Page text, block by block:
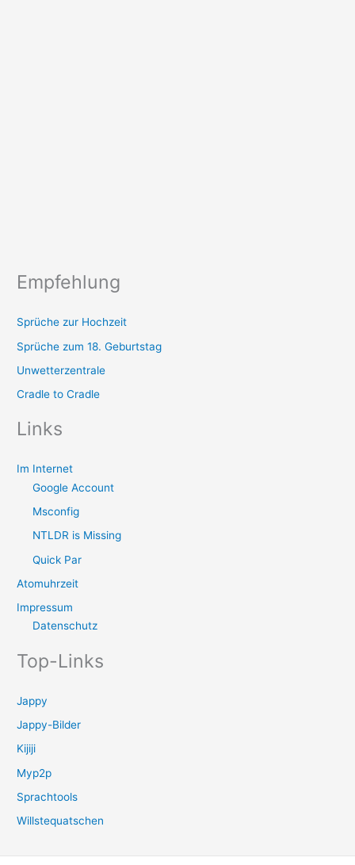
Empfehlung
Sprüche zur Hochzeit
Sprüche zum 18. Geburtstag
Unwetterzentrale
Cradle to Cradle
Links
Im Internet
Google Account
Msconfig
NTLDR is Missing
Quick Par
Atomuhrzeit
Impressum
Datenschutz
Top-Links
Jappy
Jappy-Bilder
Kijiji
Myp2p
Sprachtools
Willstequatschen